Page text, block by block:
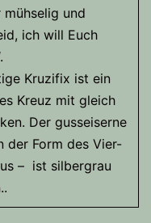
mühselig und
ich will Euch
Kruzifix ist ein
Kreuz mit gleich
Der gusseiserne
der Form des Vier-
– ist silbergrau
.